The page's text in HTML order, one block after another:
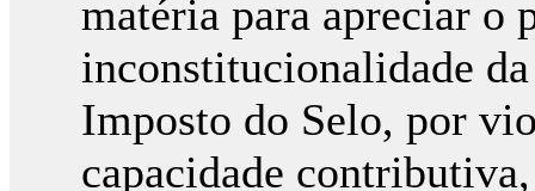
matéria para apreciar o
inconstitucionalidade
Imposto do Selo, por
capacidade